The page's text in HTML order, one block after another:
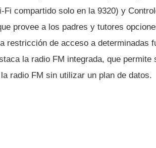
compartido solo en la 9320) y
provee a los padres y tutores
restricción de acceso a determinadas
la radio FM integrada, que permite
radio FM sin utilizar un plan de datos.